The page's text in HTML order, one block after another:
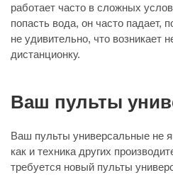
работает часто в сложных
попасть вода, он часто падает,
не удивительно, что возникает
дистанционку.
Ваш пульты
Ваш пульты универсальные не
как и техника других
требуется новый пульты